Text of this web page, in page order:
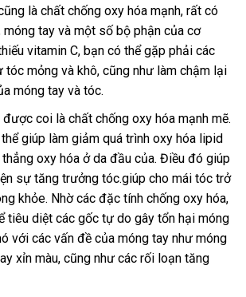
là chất chống oxy hóa mạnh, rất có
móng tay và một số bộ phận của cơ
vitamin C, bạn có thể gặp phải các
tóc mỏng và khô, cũng như làm chậm lại
móng tay và tóc.
coi là chất chống oxy hóa mạnh mẽ.
giúp làm giảm quá trình oxy hóa lipid
oxy hóa ở da đầu của. Điều đó giúp
sự tăng trưởng tóc.giúp cho mái tóc trở
khỏe. Nhờ các đặc tính chống oxy hóa,
tiêu diệt các gốc tự do gây tổn hại móng
với các vấn đề của móng tay như móng
xỉn màu, cũng như các rối loạn tăng